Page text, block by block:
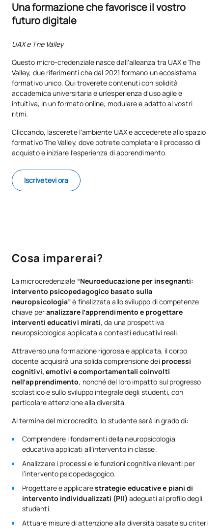
Una formazione che favorisce il vostro
futuro digitale
UAX e The Valley
Questo micro-credenziale nasce dall'alleanza tra UAX e The
Valley, due riferimenti che dal 2021 formano un ecosistema
formativo unico. Qui troverete contenuti con solidità
accademica universitaria e un'esperienza d'uso agile e
intuitiva, in un formato online, modulare e adatto ai vostri
ritmi.
Cliccando, lascerete l'ambiente UAX e accederete allo spazio
formativo The Valley, dove potrete completare il processo di
acquisto e iniziare l'esperienza di apprendimento.
Iscrivetevi ora
Cosa imparerai?
La microcredenziale “Neuroeducazione per insegnanti:
intervento psicopedagogico basato sulla
neuropsicologia”è finalizzata allo sviluppo di competenze
chiave peranalizzare l’apprendimento e progettare
interventi educativi mirati, da una prospettiva
neuropsicologica applicata a contesti educativi reali.
Attraverso una formazione rigorosa e applicata, il corpo
docente acquisirà una solida comprensione dei processi
cognitivi, emotivi e comportamentali coinvolti
nell’apprendimento, nonché del loro impatto sul progresso
scolastico e sullo sviluppo integrale degli studenti, con
particolare attenzione alla diversità.
Al termine del microcredito, lo studente sarà in grado di:
Comprendere i fondamenti della neuropsicologia
educativa applicati all’intervento in classe.
Analizzare i processi e le funzioni cognitive rilevanti per
l’intervento psicopedagogico.
Progettare e applicarestrategie educative e piani di
intervento individualizzati (PII) adeguati al profilo degli
studenti.
Attuare misure di attenzione alla diversità basate su criteri